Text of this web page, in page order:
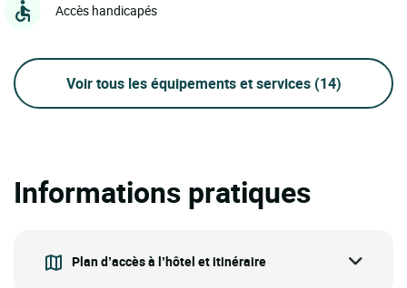
Accès handicapés
Voir tous les équipements et services (14)
Informations pratiques
Plan d’accès à l’hôtel et itinéraire